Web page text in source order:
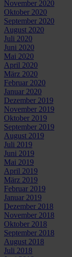
November 2020
Oktober 2020
September 2020
August 2020
Juli 2020
Juni 2020
Mai 2020
April 2020
März 2020
Februar 2020
Januar 2020
Dezember 2019
November 2019
Oktober 2019
September 2019
August 2019
Juli 2019
Juni 2019
Mai 2019
April 2019
März 2019
Februar 2019
Januar 2019
Dezember 2018
November 2018
Oktober 2018
September 2018
August 2018
Juli 2018